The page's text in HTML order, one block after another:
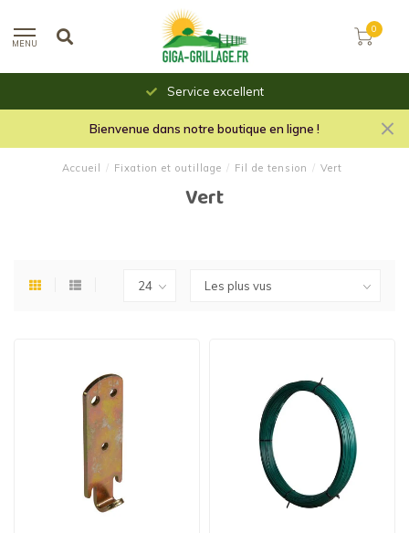
MENU
0
Service excellent
Bienvenue dans notre boutique en ligne !
Accueil / Fixation et outillage / Fil de tension / Vert
Vert